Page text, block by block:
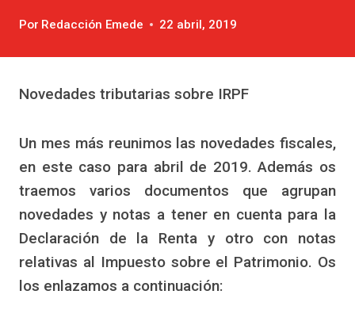
Por Redacción Emede 22 abril, 2019
Novedades tributarias sobre IRPF
Un mes más reunimos las novedades fiscales,
en este caso para abril de 2019. Además os
traemos varios documentos que agrupan
novedades y notas a tener en cuenta para la
Declaración de la Renta y otro con notas
relativas al Impuesto sobre el Patrimonio. Os
los enlazamos a continuación: